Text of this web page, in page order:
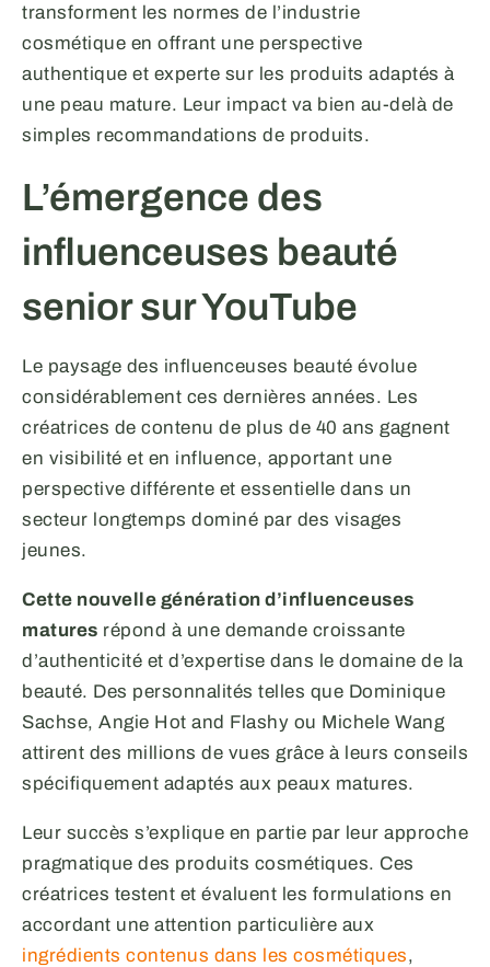
transforment les normes de l’industrie
cosmétique en offrant une perspective
authentique et experte sur les produits adaptés à
une peau mature. Leur impact va bien au-delà de
simples recommandations de produits.
L’émergence des
influenceuses beauté
senior sur YouTube
Le paysage des influenceuses beauté évolue
considérablement ces dernières années. Les
créatrices de contenu de plus de 40 ans gagnent
en visibilité et en influence, apportant une
perspective différente et essentielle dans un
secteur longtemps dominé par des visages
jeunes.
Cette nouvelle génération d’influenceuses
matures répond à une demande croissante
d’authenticité et d’expertise dans le domaine de la
beauté. Des personnalités telles que Dominique
Sachse, Angie Hot and Flashy ou Michele Wang
attirent des millions de vues grâce à leurs conseils
spécifiquement adaptés aux peaux matures.
Leur succès s’explique en partie par leur approche
pragmatique des produits cosmétiques. Ces
créatrices testent et évaluent les formulations en
accordant une attention particulière aux
ingrédients contenus dans les cosmétiques,